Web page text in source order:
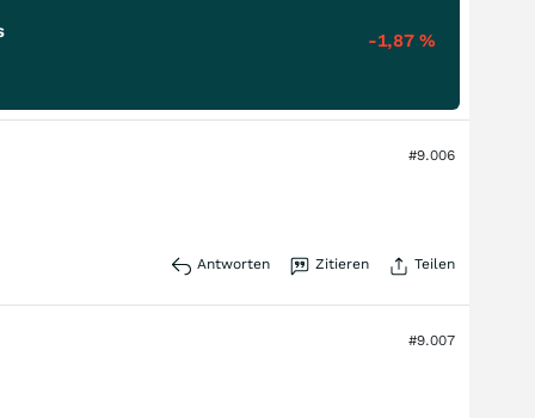
-1,87%
#9.006
Antworten Zitieren Teilen
#9.007